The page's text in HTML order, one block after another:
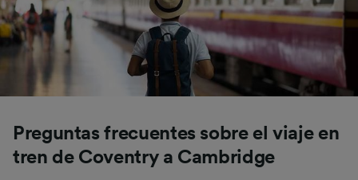
Preguntas frecuentes sobre el viaje en
tren de Coventry a Cambridge